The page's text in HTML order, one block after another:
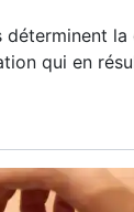
déterminent
qui en